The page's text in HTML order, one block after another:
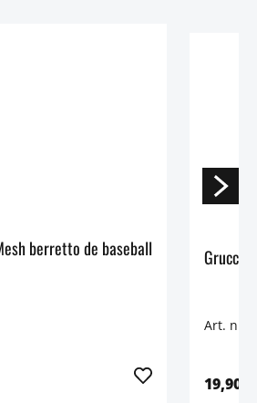
berretto de baseball
Art. n.
19,90 €